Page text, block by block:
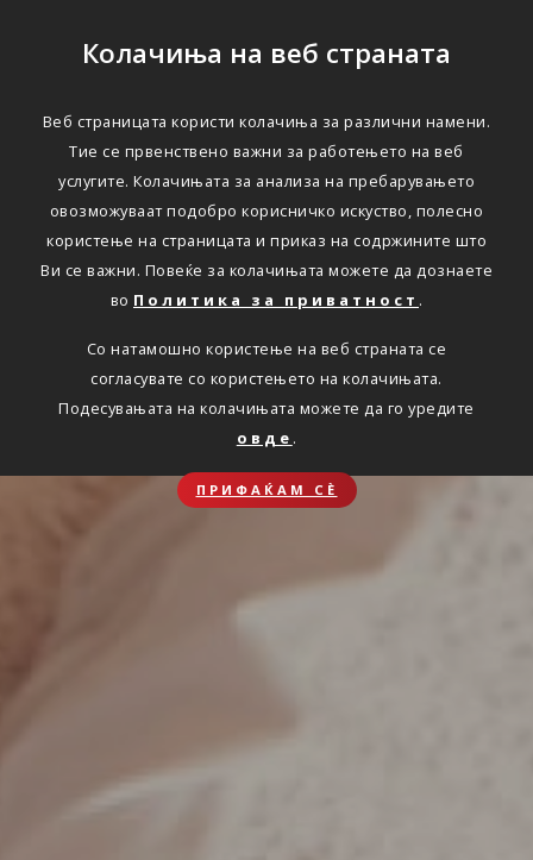
Колачиња на веб страната
Веб страницата користи колачиња за различни намени.
Тие се првенствено важни за работењето на веб
услугите. Колачињата за анализа на пребарувањето
овозможуваат подобро корисничко искуство, полесно
користење на страницата и приказ на содржините што
Ви се важни. Повеќе за колачињата можете да дознаете
во Политика за приватност .
Со натамошно користење на веб страната се
согласувате со користењето на колачињата.
Подесувањата на колачињата можете да го уредите
овде .
ПРИФАЌАМ СЀ